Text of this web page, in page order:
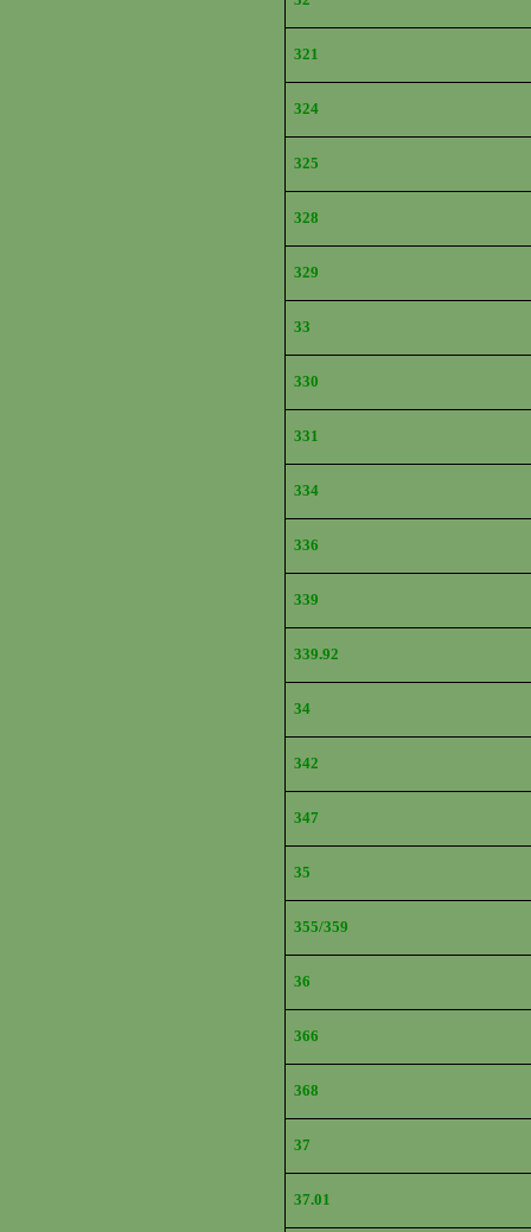
321
324
325
328
329
33
330
331
334
336
339
339.92
34
342
347
35
355/359
36
366
368
37
37.01